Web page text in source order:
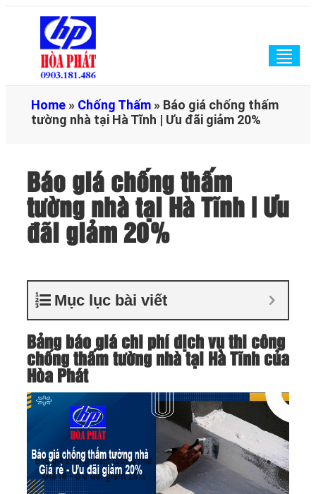
Home » Chống Thấm » Báo giá chống thấm
tường nhà tại Hà Tĩnh | Ưu đãi giảm 20%
Báo giá chống thấm
tường nhà tại Hà Tĩnh | Ưu
đãi giảm 20%
Mục lục bài viết
Bảng báo giá chi phí dịch vụ thi công
chống thấm tường nhà tại Hà Tĩnh của
Hòa Phát